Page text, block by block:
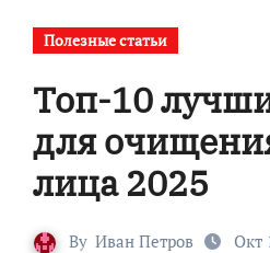
Полезные статьи
Топ-10
для
лица 2025
By Иван Петров Окт